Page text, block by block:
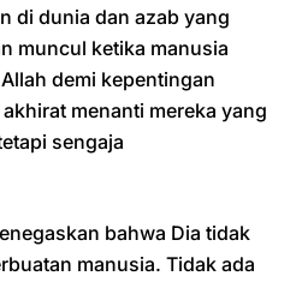
di dunia dan azab yang
muncul ketika manusia
demi kepentingan
menanti mereka yang
sengaja
bahwa Dia tidak
manusia. Tidak ada